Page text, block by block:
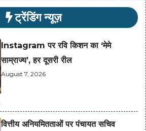
ट्रेंडिंग न्यूज़
Instagram पर रवि किशन का ‘मेमे
साम्राज्य’, हर दूसरी रील
August 7, 2026
वित्तीय अनियमितताओं पर पंचायत सचिव